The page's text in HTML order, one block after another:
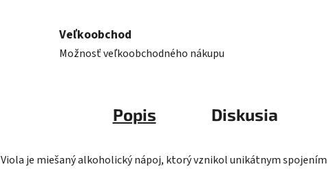
Veľkoobchod
Možnosť veľkoobchodného nákupu
Popis Diskusia
Viola je miešaný alkoholický nápoj, ktorý vznikol unikátnym spojením